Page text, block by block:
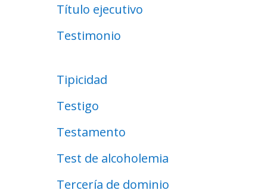
Título ejecutivo
Testimonio
Tipicidad
Testigo
Testamento
Test de alcoholemia
Tercería de dominio